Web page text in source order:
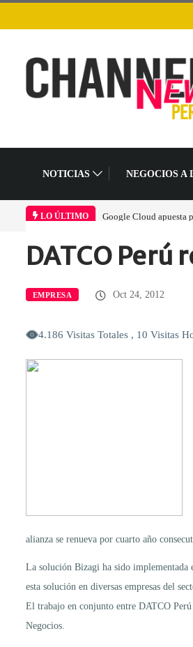
NOTICIAS NEGOCIOS A
LO ÚLTIMO Google Cloud apuesta
Home Economía y Negocios
DATCO Perú
EMPRESA Oct 24, 2012
4.186 Visitas Totales , 10 Visitas
alianza se renueva por cuarto año
La solución Bizagi ha sido implementada
esta solución en diversas empresas del
El trabajo en conjunto entre DATCO
Negocios.